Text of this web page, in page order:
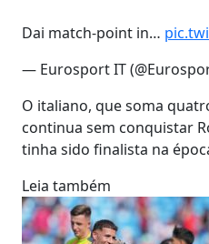
Dai match-point in…
— Eurosport IT
O italiano, que soma
continua sem conquistar
tinha sido finalista na
Leia também